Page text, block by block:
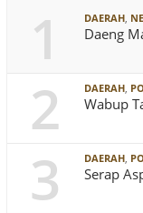
1 DAERAH,
Daeng
2 DAERAH,
Wabup
3 DAERAH,
Serap